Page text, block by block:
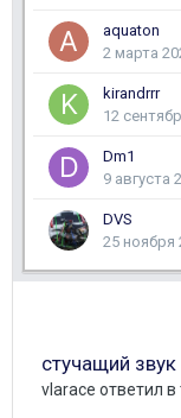
aquaton
2 марта
kirandrrr
12
Dm1
9 августа
DVS
25 ноября
стучащий
vlarace ответил в